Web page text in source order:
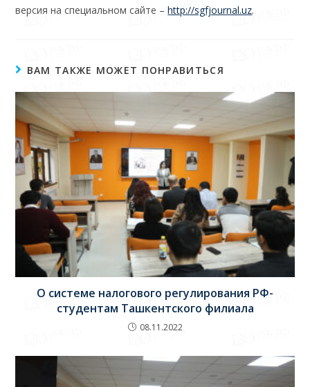
версия на специальном сайте –http://sgfjournal.uz.
ВАМ ТАКЖЕ МОЖЕТ ПОНРАВИТЬСЯ
О системе налогового регулирования РФ-
студентам Ташкентского филиала
08.11.2022